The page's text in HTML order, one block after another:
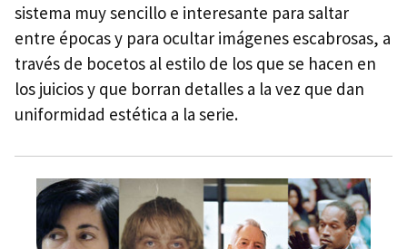
sistema muy sencillo e interesante para saltar
entre épocas y para ocultar imágenes escabrosas, a
través de bocetos al estilo de los que se hacen en
los juicios y que borran detalles a la vez que dan
uniformidad estética a la serie.